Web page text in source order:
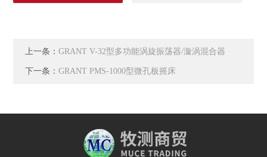
上一条：GRANT V-32型多功能涡旋振荡器/漩涡混合器
下一条：GRANT PMS-1000型微孔板摇床